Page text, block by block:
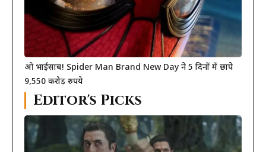
ओ भाईसाब! Spider Man Brand New Day ने 5 दिनों में छापे
9,550 करोड़ रुपये
Editor's Picks